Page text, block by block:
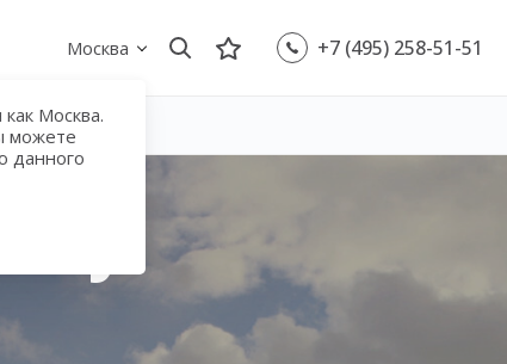
Москва
Москва.
можете
данного
+7 (495) 258-51-51